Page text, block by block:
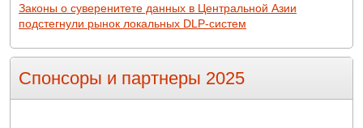
Законы о суверенитете данных в Центральной Азии
подстегнули рынок локальных DLP-систем
Спонсоры и партнеры 2025